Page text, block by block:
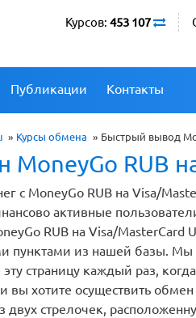
Курсов: 453 107
Публикации Контакты
» Курсы обмена » Быстрый вывод
MoneyGo RUB
с MoneyGo RUB на Visa/
активные
RUB на Visa/MasterCard
пунктами из нашей базы. Мы
страницу каждый раз,
вы хотите осуществить
двух стрелочек,